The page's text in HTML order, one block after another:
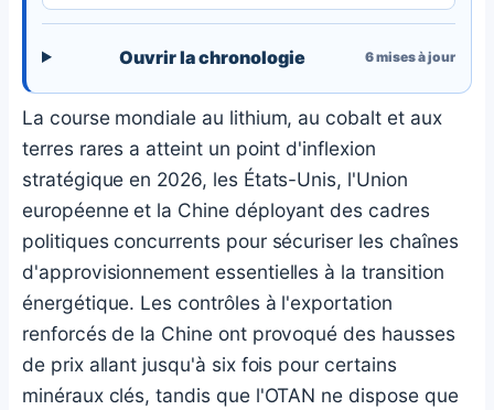
Ouvrir la chronologie 6mises à jour
La course mondiale au lithium, au cobalt et aux
terres rares a atteint un point d'inflexion
stratégique en 2026, les États-Unis, l'Union
européenne et la Chine déployant des cadres
politiques concurrents pour sécuriser les chaînes
d'approvisionnement essentielles à la transition
énergétique. Les contrôles à l'exportation
renforcés de la Chine ont provoqué des hausses
de prix allant jusqu'à six fois pour certains
minéraux clés, tandis que l'OTAN ne dispose que